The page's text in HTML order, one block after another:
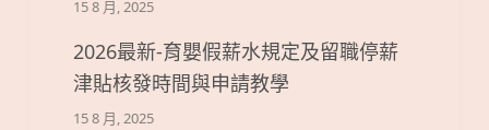
15 8 月, 2025
2026最新-育嬰假薪水規定及留職停薪
津貼核發時間與申請教學
15 8 月, 2025